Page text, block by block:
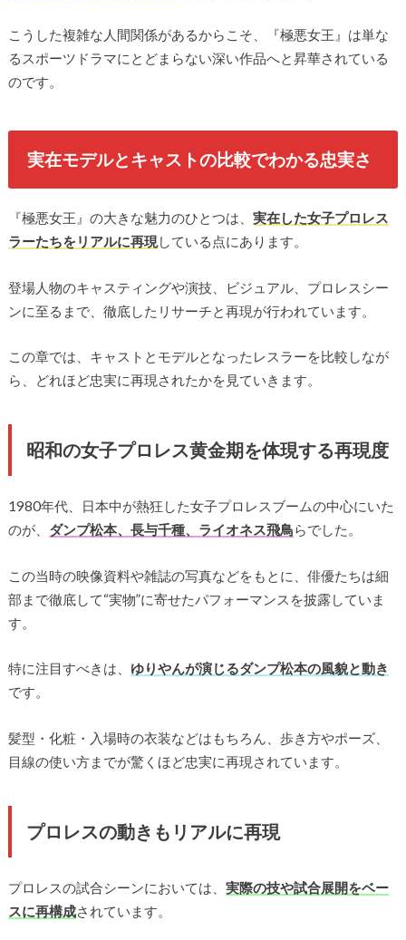
こうした複雑な人間関係があるからこそ、『極悪女王』は単な
るスポーツドラマにとどまらない深い作品へと昇華されている
のです。
実在モデルとキャストの比較でわかる忠実さ
『極悪女王』の大きな魅力のひとつは、 実在した女子プロレス
ラーたちをリアルに再現している点にあります。
登場人物のキャスティングや演技、ビジュアル、プロレスシー
ンに至るまで、徹底したリサーチと再現が行われています。
この章では、キャストとモデルとなったレスラーを比較しなが
ら、どれほど忠実に再現されたかを見ていきます。
昭和の女子プロレス黄金期を体現する再現度
1980年代、日本中が熱狂した女子プロレスブームの中心にいた
のが、 ダンプ松本、長与千種、ライオネス飛鳥らでした。
この当時の映像資料や雑誌の写真などをもとに、俳優たちは細
部まで徹底して“実物”に寄せたパフォーマンスを披露していま
す。
特に注目すべきは、 ゆりやんが演じるダンプ松本の風貌と動き
です。
髪型・化粧・入場時の衣装などはもちろん、歩き方やポーズ、
目線の使い方までが驚くほど忠実に再現されています。
プロレスの動きもリアルに再現
プロレスの試合シーンにおいては、 実際の技や試合展開をベー
スに再構成されています。